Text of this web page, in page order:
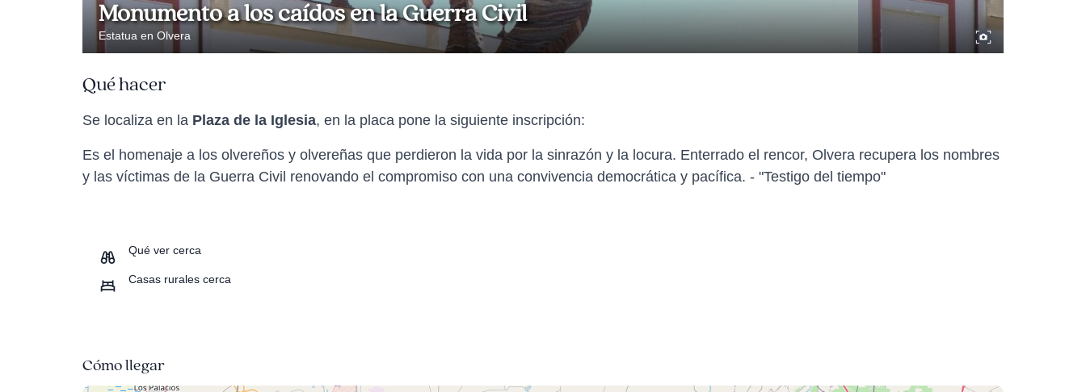
Monumento a los caídos en la Guerra Civil
Estatua en Olvera
Qué hacer
Se localiza en la Plaza de la Iglesia, en la placa pone la siguiente inscripción:
Es el homenaje a los olvereños y olvereñas que perdieron la vida por la sinrazón y la locura. Enterrado el rencor, Olvera recupera los nombres
y las víctimas de la Guerra Civil renovando el compromiso con una convivencia democrática y pacífica. - "Testigo del tiempo"
Qué ver cerca
Casas rurales cerca
Cómo llegar